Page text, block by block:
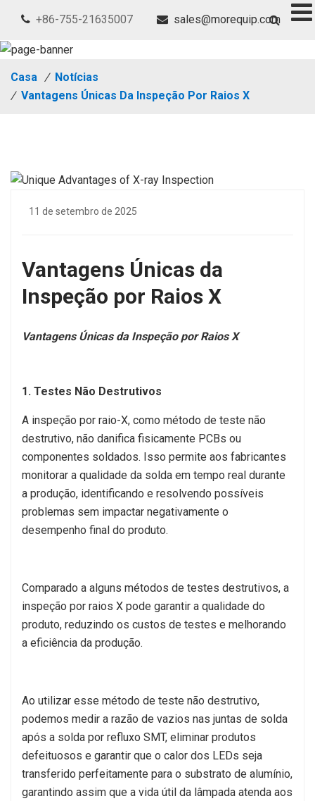
+86-755-21635007 sales@morequip.com
Casa / Notícias
/ Vantagens Únicas Da Inspeção Por Raios X
11 de setembro de 2025
Vantagens Únicas da
Inspeção por Raios X
Vantagens Únicas da Inspeção por Raios X
1. Testes Não Destrutivos
A inspeção por raio-X, como método de teste não
destrutivo, não danifica fisicamente PCBs ou
componentes soldados. Isso permite aos fabricantes
monitorar a qualidade da solda em tempo real durante
a produção, identificando e resolvendo possíveis
problemas sem impactar negativamente o
desempenho final do produto.
Comparado a alguns métodos de testes destrutivos, a
inspeção por raios X pode garantir a qualidade do
produto, reduzindo os custos de testes e melhorando
a eficiência da produção.
Ao utilizar esse método de teste não destrutivo,
podemos medir a razão de vazios nas juntas de solda
após a solda por refluxo SMT, eliminar produtos
defeituosos e garantir que o calor dos LEDs seja
transferido perfeitamente para o substrato de alumínio,
garantindo assim que a vida útil da lâmpada atenda aos